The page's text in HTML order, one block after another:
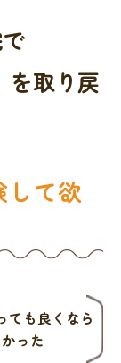
を取り戻
て欲
ても良くなら
った